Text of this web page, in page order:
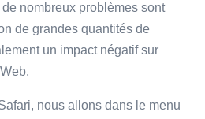
nombreux problèmes sont
de grandes quantités de
un impact négatif sur
nous allons dans le menu